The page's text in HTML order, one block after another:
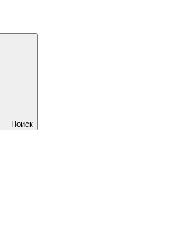
Поиск